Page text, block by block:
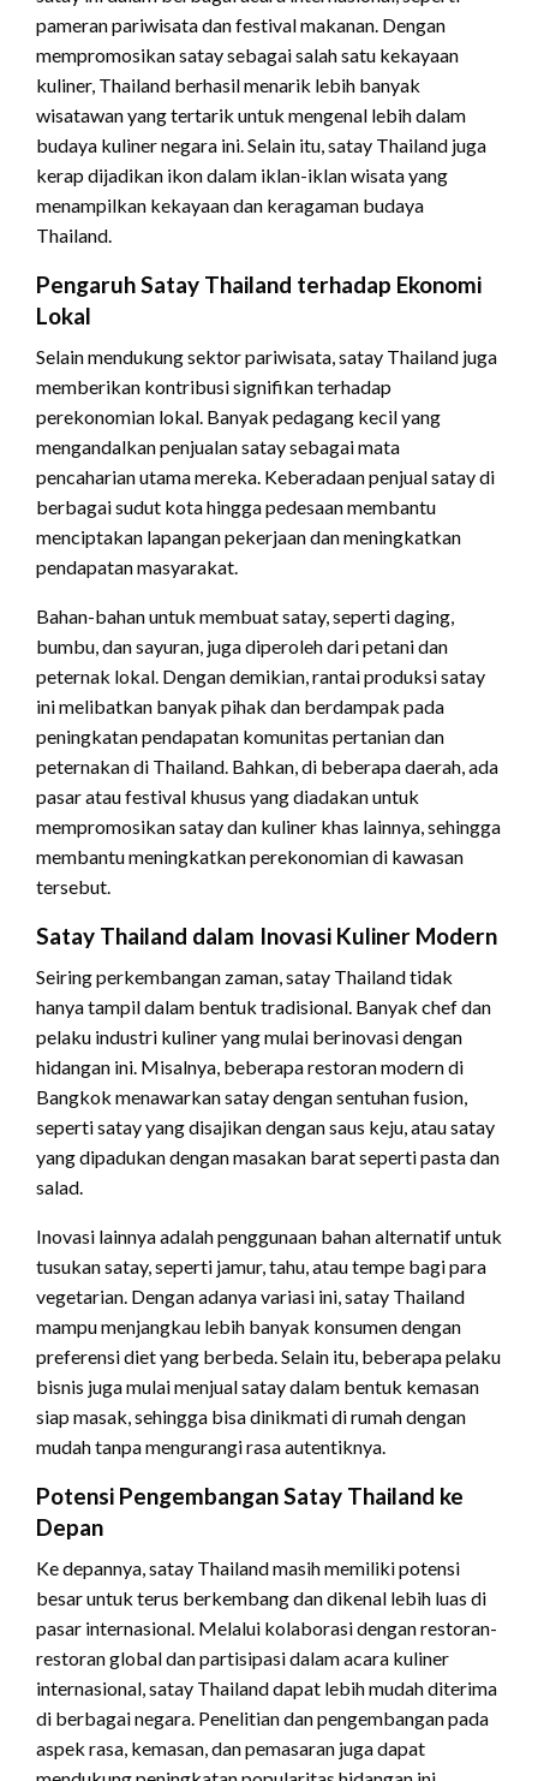
pameran pariwisata dan festival makanan. Dengan
mempromosikan satay sebagai salah satu kekayaan
kuliner, Thailand berhasil menarik lebih banyak
wisatawan yang tertarik untuk mengenal lebih dalam
budaya kuliner negara ini. Selain itu, satay Thailand juga
kerap dijadikan ikon dalam iklan-iklan wisata yang
menampilkan kekayaan dan keragaman budaya
Thailand.
Pengaruh Satay Thailand terhadap Ekonomi
Lokal
Selain mendukung sektor pariwisata, satay Thailand juga
memberikan kontribusi signifikan terhadap
perekonomian lokal. Banyak pedagang kecil yang
mengandalkan penjualan satay sebagai mata
pencaharian utama mereka. Keberadaan penjual satay di
berbagai sudut kota hingga pedesaan membantu
menciptakan lapangan pekerjaan dan meningkatkan
pendapatan masyarakat.
Bahan-bahan untuk membuat satay, seperti daging,
bumbu, dan sayuran, juga diperoleh dari petani dan
peternak lokal. Dengan demikian, rantai produksi satay
ini melibatkan banyak pihak dan berdampak pada
peningkatan pendapatan komunitas pertanian dan
peternakan di Thailand. Bahkan, di beberapa daerah, ada
pasar atau festival khusus yang diadakan untuk
mempromosikan satay dan kuliner khas lainnya, sehingga
membantu meningkatkan perekonomian di kawasan
tersebut.
Satay Thailand dalam Inovasi Kuliner Modern
Seiring perkembangan zaman, satay Thailand tidak
hanya tampil dalam bentuk tradisional. Banyak chef dan
pelaku industri kuliner yang mulai berinovasi dengan
hidangan ini. Misalnya, beberapa restoran modern di
Bangkok menawarkan satay dengan sentuhan fusion,
seperti satay yang disajikan dengan saus keju, atau satay
yang dipadukan dengan masakan barat seperti pasta dan
salad.
Inovasi lainnya adalah penggunaan bahan alternatif untuk
tusukan satay, seperti jamur, tahu, atau tempe bagi para
vegetarian. Dengan adanya variasi ini, satay Thailand
mampu menjangkau lebih banyak konsumen dengan
preferensi diet yang berbeda. Selain itu, beberapa pelaku
bisnis juga mulai menjual satay dalam bentuk kemasan
siap masak, sehingga bisa dinikmati di rumah dengan
mudah tanpa mengurangi rasa autentiknya.
Potensi Pengembangan Satay Thailand ke
Depan
Ke depannya, satay Thailand masih memiliki potensi
besar untuk terus berkembang dan dikenal lebih luas di
pasar internasional. Melalui kolaborasi dengan restoran-
restoran global dan partisipasi dalam acara kuliner
internasional, satay Thailand dapat lebih mudah diterima
di berbagai negara. Penelitian dan pengembangan pada
aspek rasa, kemasan, dan pemasaran juga dapat